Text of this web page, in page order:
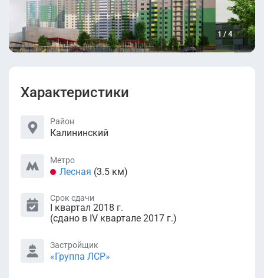
1 / 4
Характеристики
Район
Калининский
Метро
Лесная (3.5 км)
Срок сдачи
I квартал 2018 г.
(сдано в IV квартале 2017 г.)
Застройщик
«Группа ЛСР»